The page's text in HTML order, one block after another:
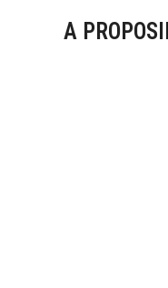
A PROPOS